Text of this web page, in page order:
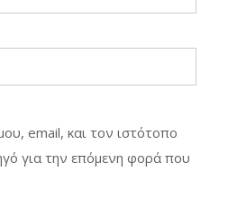
email, και τον ιστότοπο
για την επόμενη φορά που